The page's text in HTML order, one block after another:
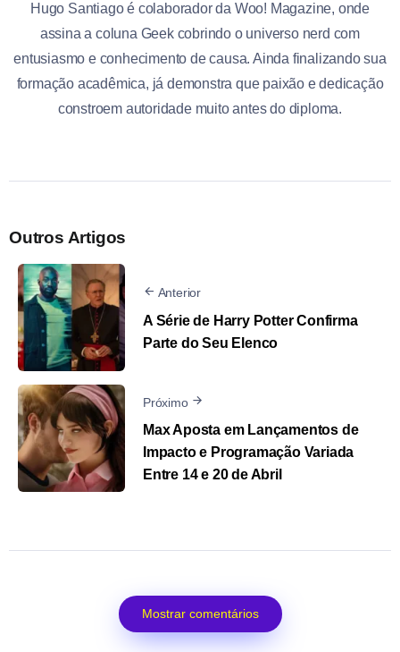
Hugo Santiago é colaborador da Woo! Magazine, onde
assina a coluna Geek cobrindo o universo nerd com
entusiasmo e conhecimento de causa. Ainda finalizando sua
formação acadêmica, já demonstra que paixão e dedicação
constroem autoridade muito antes do diploma.
Outros Artigos
Anterior
A Série de Harry Potter Confirma
Parte do Seu Elenco
Próximo
Max Aposta em Lançamentos de
Impacto e Programação Variada
Entre 14 e 20 de Abril
Mostrar comentários